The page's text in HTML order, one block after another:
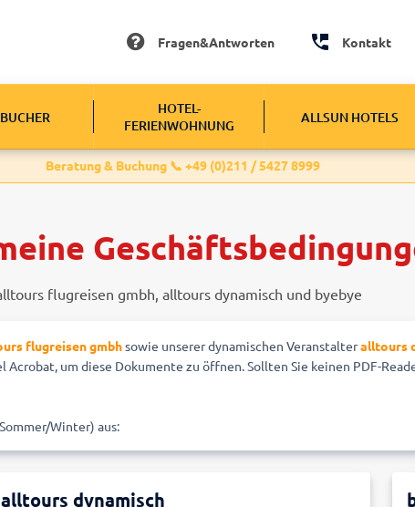
Fragen&Antworten Kontakt
HOTEL-
FERIENWOHNUNG
ALLSUN HOTELS
Beratung & Buchung 📞 +49 (0)211 / 5427 8999
flugreisen gmbh, alltours dynamisch und byebye
flugreisen gmbhsowie unserer dynamischen Veranstalteralltours
um diese Dokumente zu öffnen. Sollten Sie keinen PDF-
Winter) aus:
alltours dynamisch